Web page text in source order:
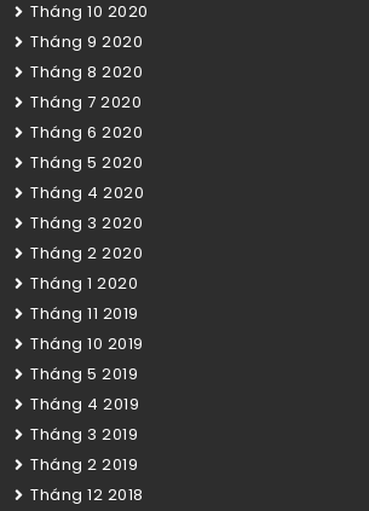
Tháng 10 2020
Tháng 9 2020
Tháng 8 2020
Tháng 7 2020
Tháng 6 2020
Tháng 5 2020
Tháng 4 2020
Tháng 3 2020
Tháng 2 2020
Tháng 1 2020
Tháng 11 2019
Tháng 10 2019
Tháng 5 2019
Tháng 4 2019
Tháng 3 2019
Tháng 2 2019
Tháng 12 2018